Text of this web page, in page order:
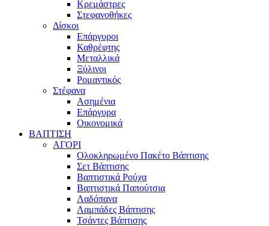
Κρεμάστρες
Στεφανοθήκες
Δίσκοι
Επάργυροι
Καθρέφτης
Μεταλλικά
Ξύλινοι
Ρομαντικός
Στέφανα
Ασημένια
Επάργυρα
Οικονομικά
ΒΑΠΤΙΣΗ
ΑΓΟΡΙ
Ολοκληρωμένο Πακέτο Βάπτισης
Σετ Βάπτισης
Βαπτιστικά Ρούχα
Βαπτιστικά Παπούτσια
Λαδόπανα
Λαμπάδες Βάπτισης
Τσάντες Βάπτισης